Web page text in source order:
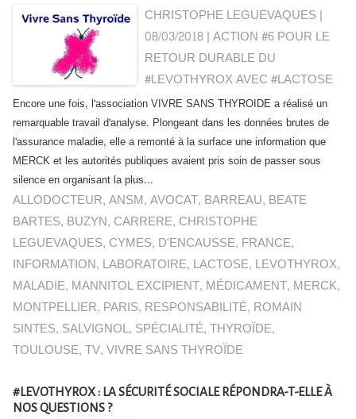
CHRISTOPHE LEGUEVAQUES |
08/03/2018|ACTION #6 POUR LE
RETOUR DURABLE DU
#LEVOTHYROX AVEC #LACTOSE
Encore une fois, l'association VIVRE SANS THYROIDE a réalisé un
remarquable travail d'analyse. Plongeant dans les données brutes de
l'assurance maladie, elle a remonté à la surface une information que
MERCK et les autorités publiques avaient pris soin de passer sous
silence en organisant la plus...
ALLODOCTEUR,ANSM,AVOCAT, BARREAU, BEATE
BARTES, BUZYN, CARRERE, CHRISTOPHE
LEGUEVAQUES, CYMES, D'ENCAUSSE, FRANCE,
INFORMATION, LABORATOIRE, LACTOSE, LEVOTHYROX,
MALADIE, MANNITOL EXCIPIENT, MÉDICAMENT, MERCK,
MONTPELLIER, PARIS, RESPONSABILITÉ, ROMAIN
SINTES, SALVIGNOL, SPÉCIALITÉ,THYROÏDE,
TOULOUSE,TV,VIVRE SANS THYROÏDE
#LEVOTHYROX : LA SÉCURITÉ SOCIALE RÉPONDRA-T-ELLE À
NOS QUESTIONS ?